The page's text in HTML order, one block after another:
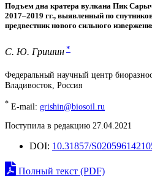
Подъем дна кратера вулкана Пик
2017–2019 гг., выявленный по
предвестник нового сильного
С. Ю. Гришин *
Федеральный научный центр
Владивосток, Россия
* E-mail: grishin@biosoil.ru
Поступила в редакцию 27.04.2021
DOI: 10.31857/
Полный текст (PDF)